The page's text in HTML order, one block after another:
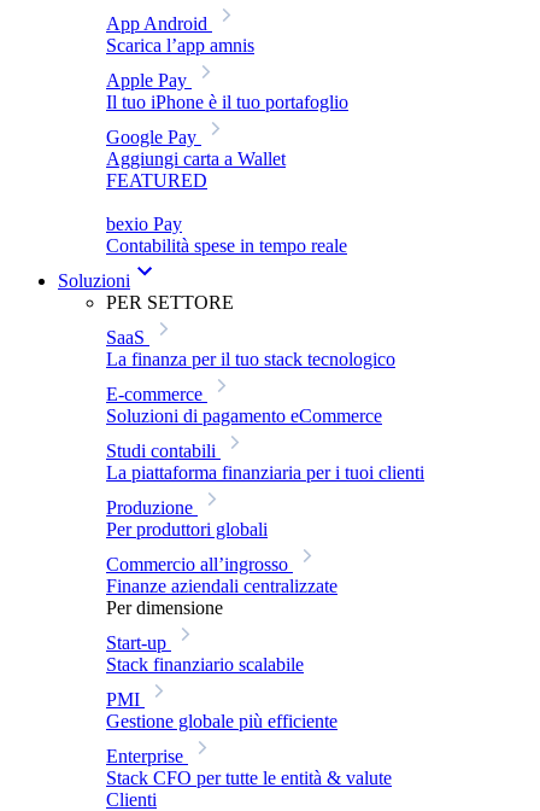
App Android
Scarica l’app amnis
Apple Pay
Il tuo iPhone è il tuo portafoglio
Google Pay
Aggiungi carta a Wallet
FEATURED
bexio Pay
Contabilità spese in tempo reale
Soluzioni
PER SETTORE
SaaS
La finanza per il tuo stack tecnologico
E-commerce
Soluzioni di pagamento eCommerce
Studi contabili
La piattaforma finanziaria per i tuoi clienti
Produzione
Per produttori globali
Commercio all’ingrosso
Finanze aziendali centralizzate
Per dimensione
Start-up
Stack finanziario scalabile
PMI
Gestione globale più efficiente
Enterprise
Stack CFO per tutte le entità & valute
Clienti